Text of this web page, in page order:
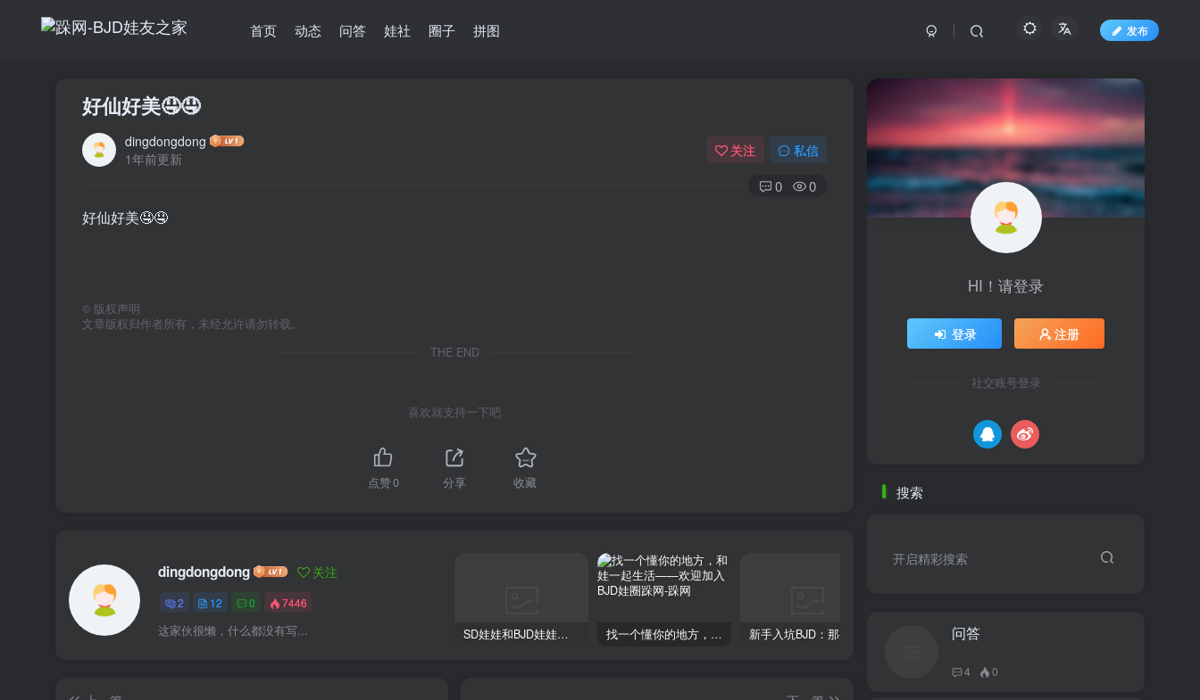
首页 动态 问答 娃社 圈子 拼图 发布
好仙好美🤤🤤
dingdongdong
1年前更新
关注 私信
0 0
好仙好美🤤🤤
© 版权声明
文章版权归作者所有，未经允许请勿转载。
THE END
喜欢就支持一下吧
点赞0 分享 收藏
dingdongdong 关注
2 12 0 7446
这家伙很懒，什么都没有写... SD娃娃和BJD娃娃的区别：你真的了解它们吗？ 找一个懂你的地方，和娃一起生活——欢迎加入BJD娃圈跺网
HI！请登录
登录 注册
社交账号登录
搜索
开启精彩搜索
问答
4 0